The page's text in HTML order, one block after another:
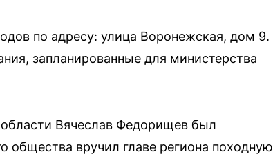
по адресу: улица Воронежская, дом 9.
запланированные для министерства
Вячеслав Федорищев был
общества вручил главе региона походную